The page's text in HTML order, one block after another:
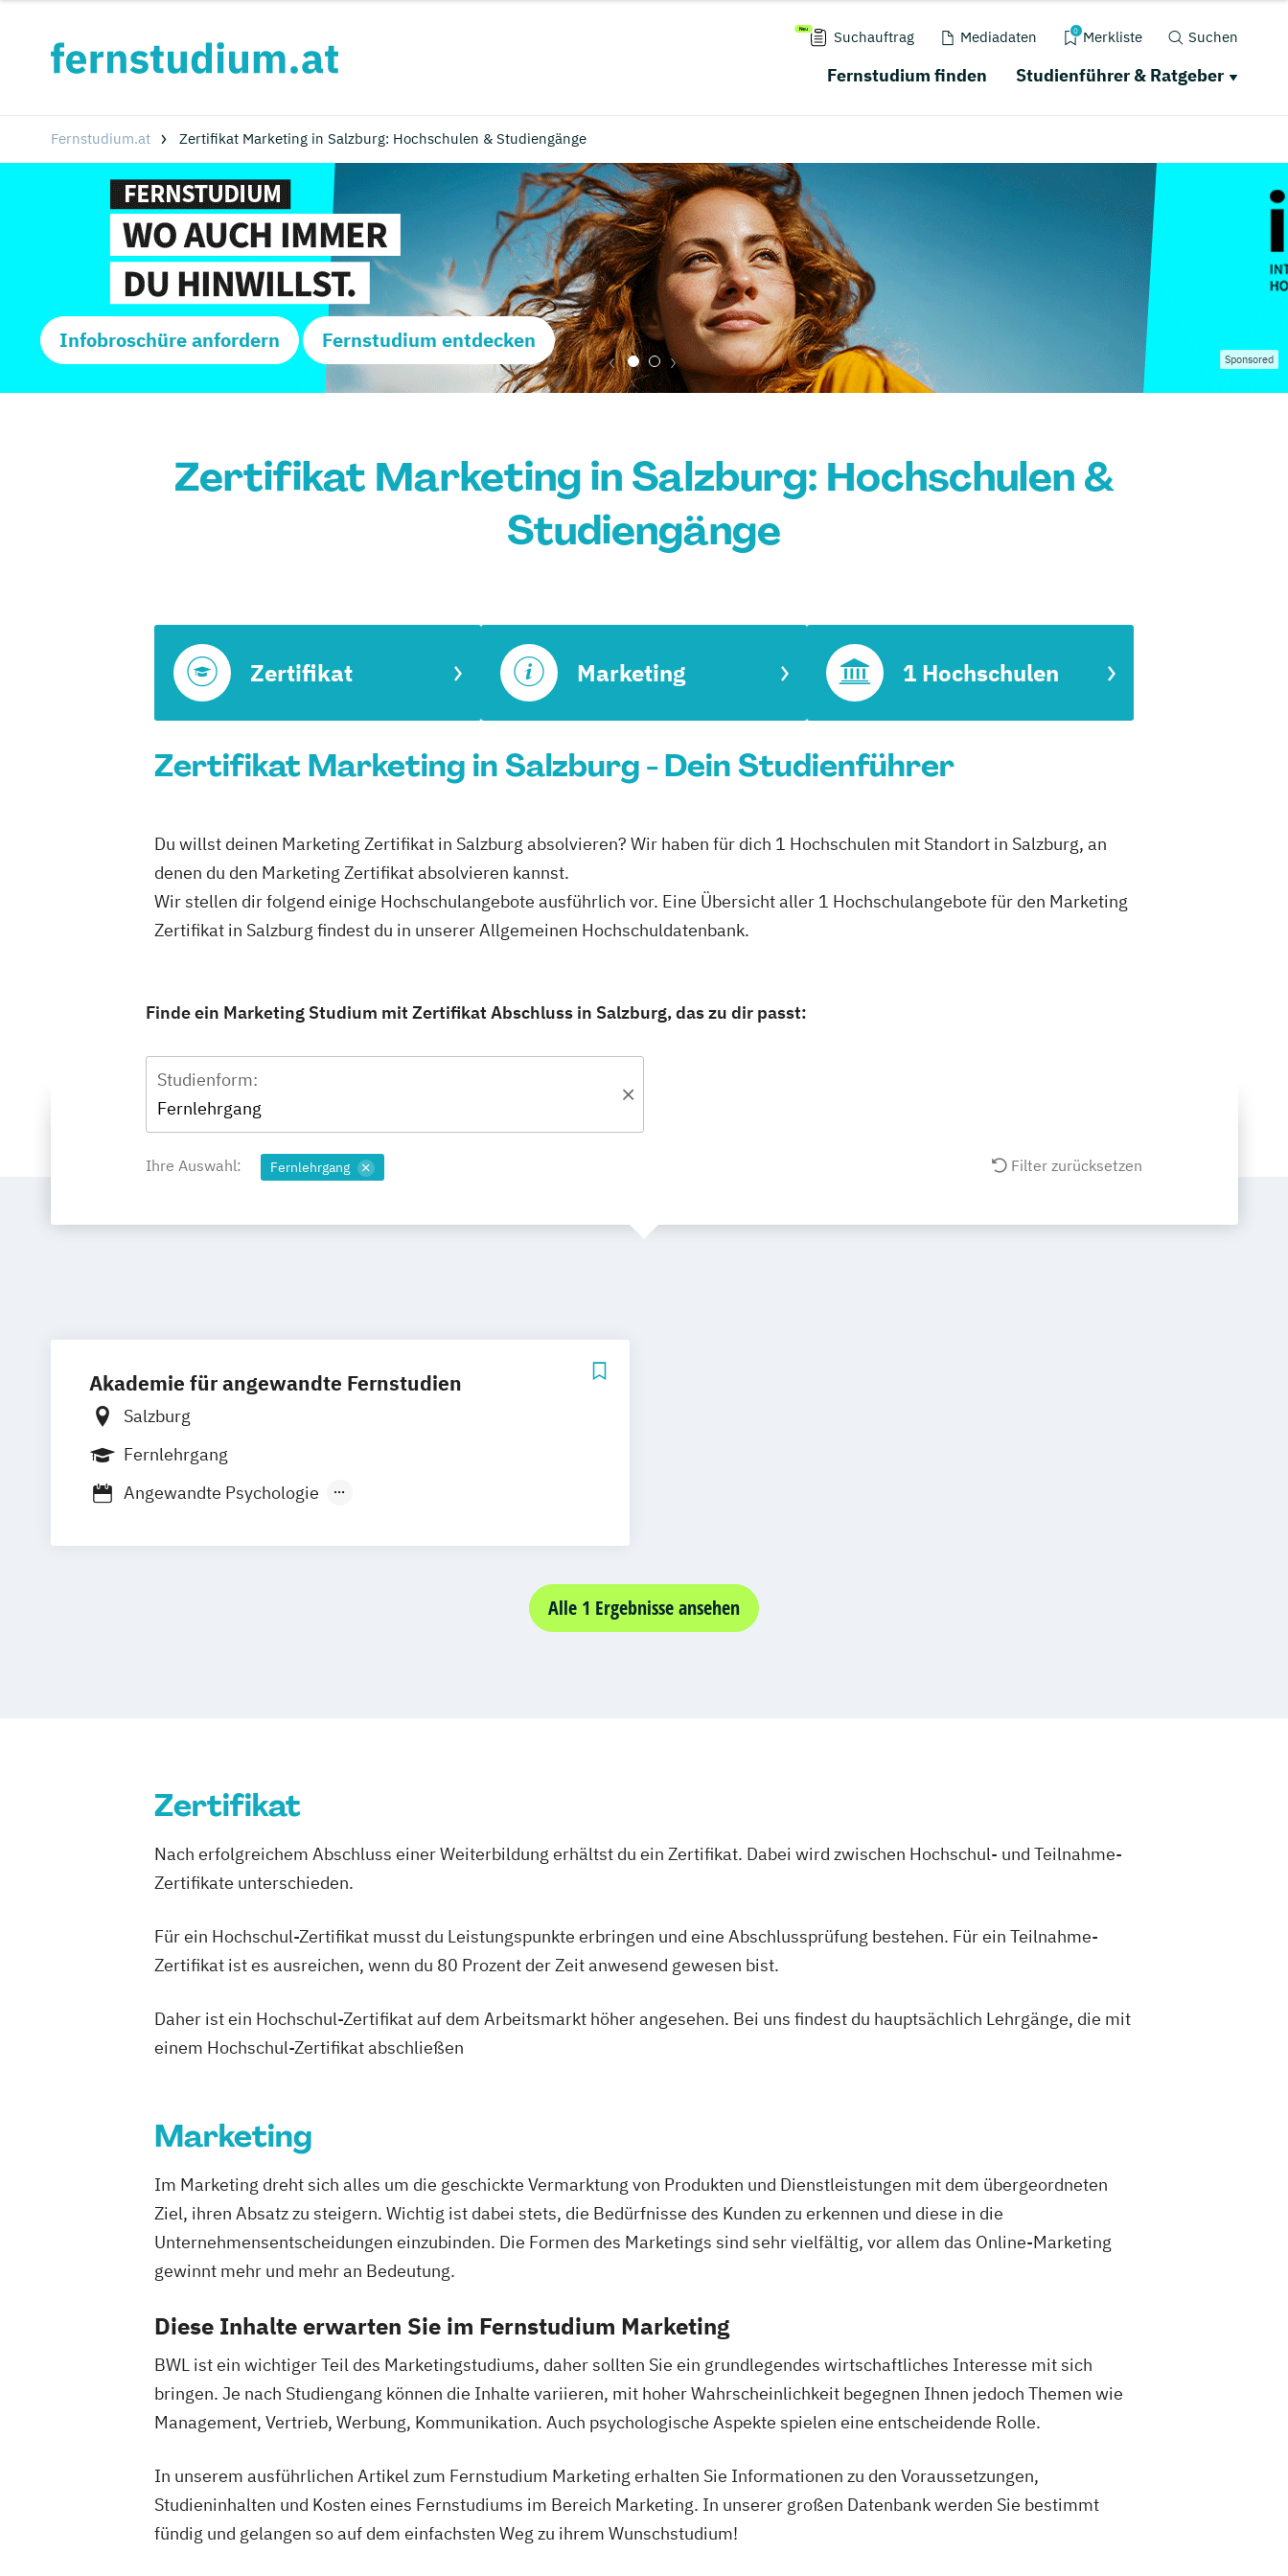
Suchauftrag Mediadaten 0 Merkliste Suchen
Fernstudium finden Studienführer & Ratgeber
Fernstudium.at Zertifikat Marketing in Salzburg: Hochschulen & Studiengänge
Infobroschüre anfordern Fernstudium entdecken
Sponsored
Zertifikat Marketing in Salzburg: Hochschulen &
Studiengänge
Zertifikat Marketing 1 Hochschulen
Zertifikat Marketing in Salzburg - Dein Studienführer
Du willst deinen Marketing Zertifikat in Salzburg absolvieren? Wir haben für dich 1 Hochschulen mit Standort in Salzburg, an
denen du den Marketing Zertifikat absolvieren kannst.
Wir stellen dir folgend einige Hochschulangebote ausführlich vor. Eine Übersicht aller 1 Hochschulangebote für den Marketing
Zertifikat in Salzburg findest du in unserer Allgemeinen Hochschuldatenbank.
Finde ein Marketing Studium mit Zertifikat Abschluss in Salzburg, das zu dir passt:
Studienform:
Fernlehrgang
Ihre Auswahl: Fernlehrgang Filter zurücksetzen
Akademie für angewandte Fernstudien
Salzburg
Fernlehrgang
Angewandte Psychologie
Athletenmanagement
Betriebliches Gesundheitsmanagement (Professionell)
Brand Management
Controlling und Kostenrechnung
Customer Relationship Management
Eishockey-Management (Internationales)
Embodied Communication Expert
Eventmanagement Finance and Management
Finanz- und Rechnungswesen
Fitness and Health Care Management (Professionell)
Fußball-Management
Fußballtraining und -management (Professionell)
Führungspsychologie und -management Gesundheit
Ernährung und Psychologie Gesundheitsmanagement
Gesundheitsmanagement (Betriebliches/Expert)
Gesundheitsmanagement (Betriebliches/Professionell)
Gesundheitspsychologie Golf (Mentales)
Golf-Management (Internationales)
Grafik- und Webdesign Grafikdesign
Hotel- und Tourismusmanagement
IT-Security Management Immobilienmanagement
Innovationen im Sport
Innovationen Ideen
Trends und Kreationen
Innovations-PR
Alle 1 Ergebnisse ansehen
Zertifikat
Nach erfolgreichem Abschluss einer Weiterbildung erhältst du ein Zertifikat. Dabei wird zwischen Hochschul- und Teilnahme-
Zertifikate unterschieden.
Für ein Hochschul-Zertifikat musst du Leistungspunkte erbringen und eine Abschlussprüfung bestehen. Für ein Teilnahme-
Zertifikat ist es ausreichen, wenn du 80 Prozent der Zeit anwesend gewesen bist.
Daher ist ein Hochschul-Zertifikat auf dem Arbeitsmarkt höher angesehen. Bei uns findest du hauptsächlich Lehrgänge, die mit
einem Hochschul-Zertifikat abschließen
Marketing
Im Marketing dreht sich alles um die geschickte Vermarktung von Produkten und Dienstleistungen mit dem übergeordneten
Ziel, ihren Absatz zu steigern. Wichtig ist dabei stets, die Bedürfnisse des Kunden zu erkennen und diese in die
Unternehmensentscheidungen einzubinden. Die Formen des Marketings sind sehr vielfältig, vor allem das Online-Marketing
gewinnt mehr und mehr an Bedeutung.
Diese Inhalte erwarten Sie im Fernstudium Marketing
BWL ist ein wichtiger Teil des Marketingstudiums, daher sollten Sie ein grundlegendes wirtschaftliches Interesse mit sich
bringen. Je nach Studiengang können die Inhalte variieren, mit hoher Wahrscheinlichkeit begegnen Ihnen jedoch Themen wie
Management, Vertrieb, Werbung, Kommunikation. Auch psychologische Aspekte spielen eine entscheidende Rolle.
In unserem ausführlichen Artikel zum Fernstudium Marketing erhalten Sie Informationen zu den Voraussetzungen,
Studieninhalten und Kosten eines Fernstudiums im Bereich Marketing. In unserer großen Datenbank werden Sie bestimmt
fündig und gelangen so auf dem einfachsten Weg zu ihrem Wunschstudium!